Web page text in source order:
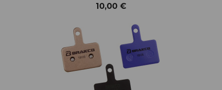
10,00 €